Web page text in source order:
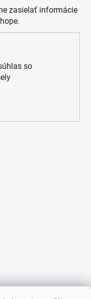
zasielať informácie
so